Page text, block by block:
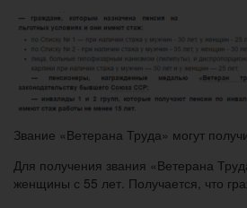
Звание «Ветерана Труда» могут
Для получения звания «Ветерана
женщины с 55 лет. Получается, что